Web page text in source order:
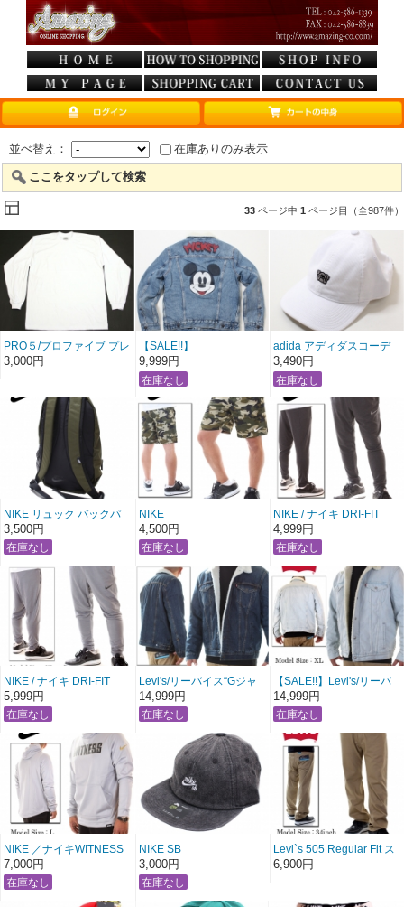
並べ替え： 在庫ありのみ表示
ここをタップして検索
33 ページ中 1 ページ目（全987件）
PRO５/プロファイブ プレ
ーンロングTシャツ 【ホ
3,000円
【SALE!!】
Levi's/リーバイス“Gジャ
ン”裏ボアトラッカージャ
ケット
【ミッキーマウス：デニ
ムウォッシュ】
〔 アメージング 服 〕
9,999円
adida アディダスコーデ
ュロイキャップ【ブルド
ッグ：ホワイト】〔アメ
ージング 服〕
3,490円
NIKE リュック バックパ
ック 【カーキグリーン】
3,500円
NIKE
DRI-FIT メッシュハーフパ
ンツ
【カーキカモ】
4,500円
NIKE / ナイキ DRI-FIT
ライトフィットジョガー
パンツ
【ダークグレー】
〔 アメージング 服 〕
4,999円
NIKE / ナイキ DRI-FIT
ライトフィットジョガー
パンツ
【ライトグレー】
〔 アメージング 服 〕
5,999円
Levi's/リーバイス“Gジャ
ン”裏ボアトラッカージャ
ケット 【インディゴワン
ウォッシュ】〔 アメージ
14,999円
【SALE!!】Levi's/リーバ
イス“Gジャン”裏ボアトラ
ッカージャケット 【アイ
スブルー】〔 アメージン
グ 服 〕
14,999円
NIKE ／ナイキWITNESS
フーディ【グレー】
7,000円
NIKE SB
H86 フラットビル ジェッ
トキャップ【ヴィンテー
ジブラック】
〔アメージング 服〕
3,000円
Levi`s 505 Regular Fit ス
トレッチストレートパン
ツ 【ブラウンベージュ】
6,900円